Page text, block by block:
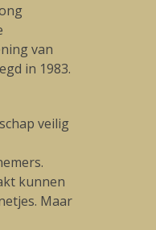
van
in 1983.
veilig
kunnen
Maar